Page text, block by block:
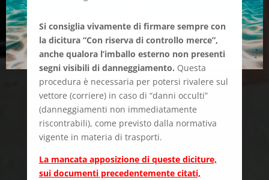
Si consiglia vivamente di firmare sempre con
la dicitura “Con riserva di controllo merce”,
anche qualora l’imballo esterno non presenti
segni visibili di danneggiamento. Questa
procedura è necessaria per potersi rivalere sul
vettore (corriere) in caso di “danni occulti”
(danneggiamenti non immediatamente
riscontrabili), come previsto dalla normativa
vigente in materia di trasporti.
La mancata apposizione di queste diciture,
sui documenti precedentemente citati,